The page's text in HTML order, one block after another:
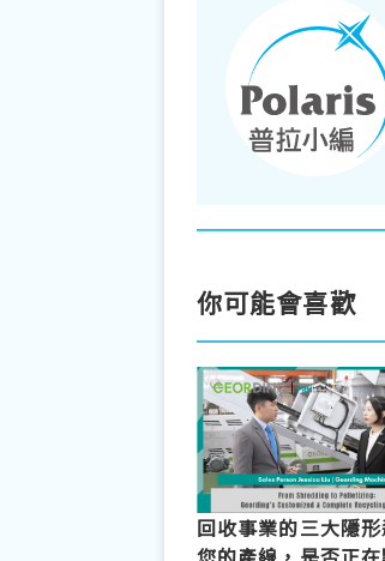
你可能會喜歡
回收事業的三大隱形